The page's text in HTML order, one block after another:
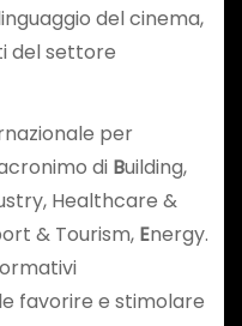
del cinema,
del settore
per
di Building,
Healthcare &
& Tourism, Energy.
favorire e stimolare